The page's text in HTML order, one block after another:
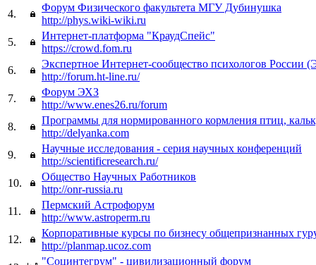
4.
Форум Физического факультета МГУ Дубинушка
http://phys.wiki-wiki.ru
5.
Интернет-платформа "КраудСпейс"
https://crowd.fom.ru
6.
Экспертное Интернет-сообщество психологов России
http://forum.ht-line.ru/
7.
Форум ЭХЗ
http://www.enes26.ru/forum
8.
Программы для нормированного кормления птиц,
http://delyanka.com
9.
Научные исследования - серия научных конференций
http://scientificresearch.ru/
10.
Общество Научных Работников
http://onr-russia.ru
11.
Пермский Астрофорум
http://www.astroperm.ru
12.
Корпоративные курсы по бизнесу общепризнанных
http://planmap.ucoz.com
"Социнтегрум" - цивилизационный форум